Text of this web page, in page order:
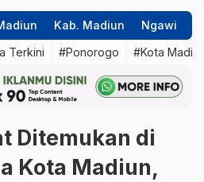
Kab. Madiun Ngawi
Terkini #Ponorogo #Kota
Ditemukan di
Kota Madiun,